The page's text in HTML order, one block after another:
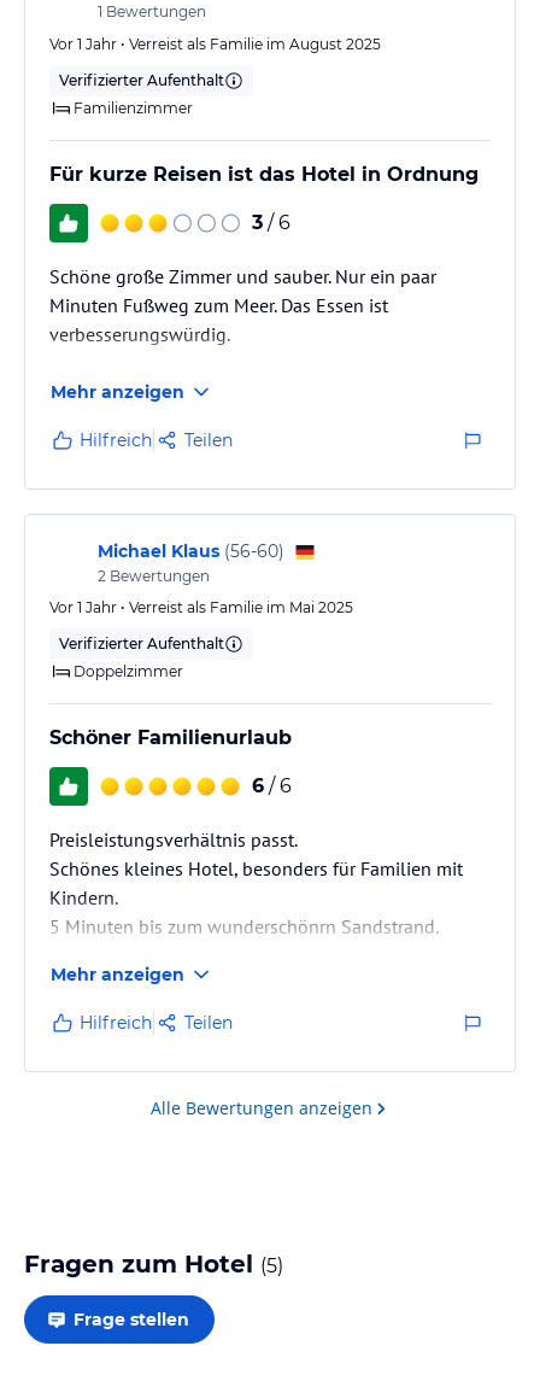
1 Bewertungen
Vor 1 Jahr • Verreist als Familie im August 2025
Verifizierter Aufenthalt
Familienzimmer
Für kurze Reisen ist das Hotel in Ordnung
3 / 6
Schöne große Zimmer und sauber. Nur ein paar
Minuten Fußweg zum Meer. Das Essen ist
verbesserungswürdig.
Mehr anzeigen
Hilfreich Teilen
Michael Klaus (56-60)
2 Bewertungen
Vor 1 Jahr • Verreist als Familie im Mai 2025
Verifizierter Aufenthalt
Doppelzimmer
Schöner Familienurlaub
6 / 6
Preisleistungsverhältnis passt.
Schönes kleines Hotel, besonders für Familien mit
Kindern.
5 Minuten bis zum wunderschönrn Sandstrand.
Mehr anzeigen
Hilfreich Teilen
Alle Bewertungen anzeigen
Fragen zum Hotel (5)
Frage stellen